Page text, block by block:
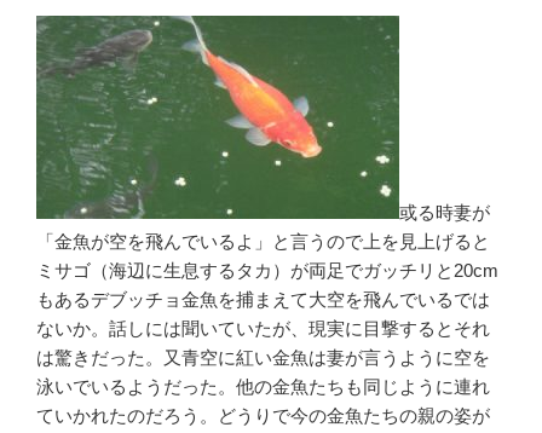
或る時妻が
「金魚が空を飛んでいるよ」と言うので上を見上げると
ミサゴ（海辺に生息するタカ）が両足でガッチリと20cm
もあるデブッチョ金魚を捕まえて大空を飛んでいるでは
ないか。話しには聞いていたが、現実に目撃するとそれ
は驚きだった。又青空に紅い金魚は妻が言うように空を
泳いでいるようだった。他の金魚たちも同じように連れ
ていかれたのだろう。どうりで今の金魚たちの親の姿が